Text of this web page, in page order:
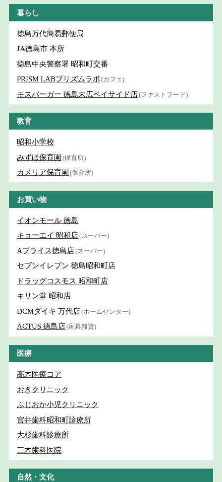
暮らし
徳島万代簡易郵便局
JA徳島市 本所
徳島中央警察署 昭和町交番
PRISM LABプリズムラボ (カフェ)
モスバーガー 徳島末広ベイサイド店(ファストフード)
教育
昭和小学校
みずほ保育園 (保育所)
カメリア保育園 (保育所)
お買い物
イオンモール 徳島
キョーエイ 昭和店(スーパー)
Aプライス徳島店(スーパー)
セブンイレブン 徳島昭和町店
ドラッグコスモス 昭和町店
キリン堂 昭和店
DCMダイキ 万代店(ホームセンター)
ACTUS 徳島店(家具雑貨)
医療
高木医療コア
おきクリニック
ふじおか小児クリニック
宮井歯科昭和町診療所
大杉歯科診療所
三木歯科医院
自然・文化